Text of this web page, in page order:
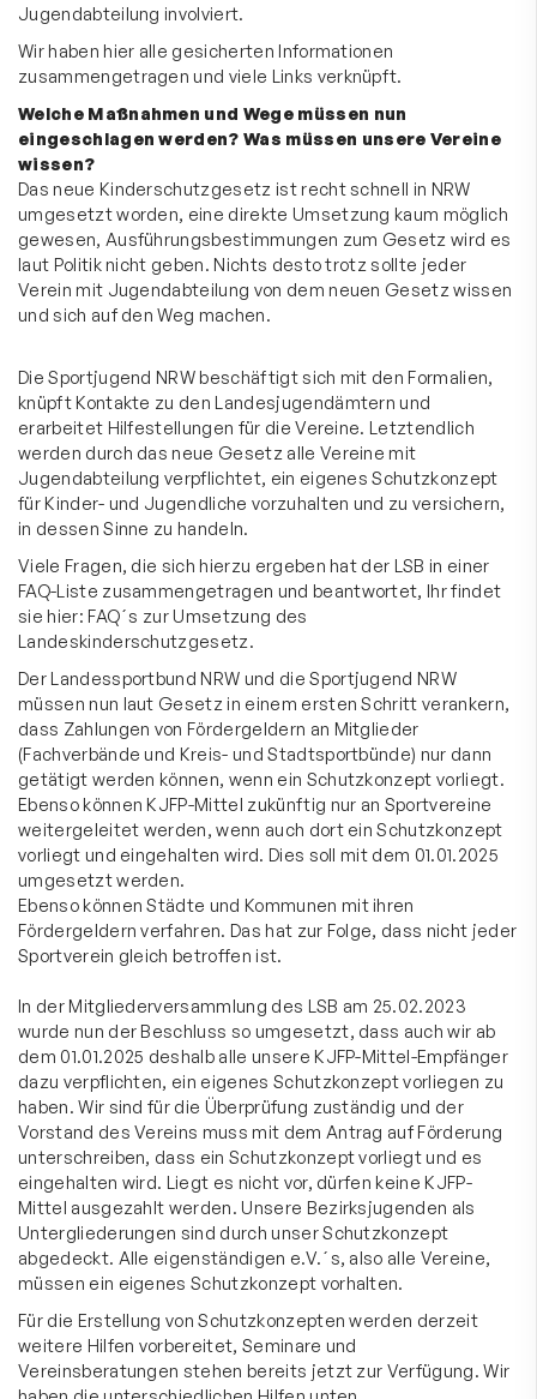
Jugendabteilung involviert.
Wir haben hier alle gesicherten Informationen
zusammengetragen und viele Links verknüpft.
Welche Maßnahmen und Wege müssen nun
eingeschlagen werden? Was müssen unsere Vereine
wissen?
Das neue Kinderschutzgesetz ist recht schnell in NRW
umgesetzt worden, eine direkte Umsetzung kaum möglich
gewesen, Ausführungsbestimmungen zum Gesetz wird es
laut Politik nicht geben. Nichts desto trotz sollte jeder
Verein mit Jugendabteilung von dem neuen Gesetz wissen
und sich auf den Weg machen.
Die Sportjugend NRW beschäftigt sich mit den Formalien,
knüpft Kontakte zu den Landesjugendämtern und
erarbeitet Hilfestellungen für die Vereine. Letztendlich
werden durch das neue Gesetz alle Vereine mit
Jugendabteilung verpflichtet, ein eigenes Schutzkonzept
für Kinder- und Jugendliche vorzuhalten und zu versichern,
in dessen Sinne zu handeln.
Viele Fragen, die sich hierzu ergeben hat der LSB in einer
FAQ-Liste zusammengetragen und beantwortet, Ihr findet
sie hier: FAQ´s zur Umsetzung des
Landeskinderschutzgesetz.
Der Landessportbund NRW und die Sportjugend NRW
müssen nun laut Gesetz in einem ersten Schritt verankern,
dass Zahlungen von Fördergeldern an Mitglieder
(Fachverbände und Kreis- und Stadtsportbünde) nur dann
getätigt werden können, wenn ein Schutzkonzept vorliegt.
Ebenso können KJFP-Mittel zukünftig nur an Sportvereine
weitergeleitet werden, wenn auch dort ein Schutzkonzept
vorliegt und eingehalten wird. Dies soll mit dem 01.01.2025
umgesetzt werden.
Ebenso können Städte und Kommunen mit ihren
Fördergeldern verfahren. Das hat zur Folge, dass nicht jeder
Sportverein gleich betroffen ist.
In der Mitgliederversammlung des LSB am 25.02.2023
wurde nun der Beschluss so umgesetzt, dass auch wir ab
dem 01.01.2025 deshalb alle unsere KJFP-Mittel-Empfänger
dazu verpflichten, ein eigenes Schutzkonzept vorliegen zu
haben. Wir sind für die Überprüfung zuständig und der
Vorstand des Vereins muss mit dem Antrag auf Förderung
unterschreiben, dass ein Schutzkonzept vorliegt und es
eingehalten wird. Liegt es nicht vor, dürfen keine KJFP-
Mittel ausgezahlt werden. Unsere Bezirksjugenden als
Untergliederungen sind durch unser Schutzkonzept
abgedeckt. Alle eigenständigen e.V.´s, also alle Vereine,
müssen ein eigenes Schutzkonzept vorhalten.
Für die Erstellung von Schutzkonzepten werden derzeit
weitere Hilfen vorbereitet, Seminare und
Vereinsberatungen stehen bereits jetzt zur Verfügung. Wir